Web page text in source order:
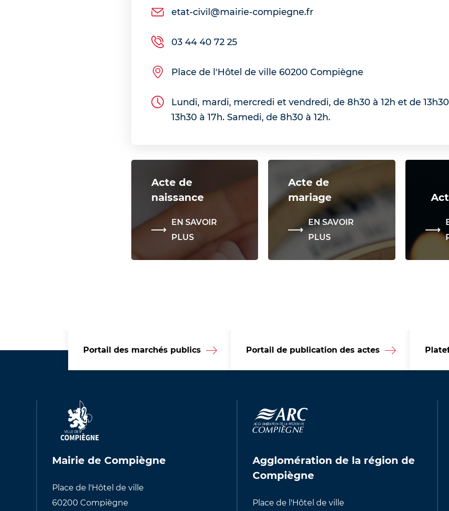
etat-civil@mairie-compiegne.fr
03 44 40 72 25
Place de l'Hôtel de ville 60200 Compiègne
Lundi, mardi, mercredi et vendredi, de 8h30 à 12h et de
13h30 à 17h. Samedi, de 8h30 à 12h.
Acte de
naissance
EN SAVOIR
PLUS
Acte de
mariage
EN SAVOIR
PLUS
Portail des marchés publics Portail de publication des actes
Mairie de Compiègne
Place de l'Hôtel de ville
60200 Compiègne
Agglomération de la région de
Compiègne
Place de l'Hôtel de ville